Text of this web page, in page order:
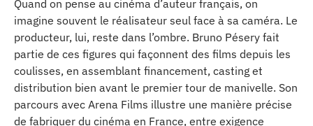
Quand on pense au cinéma d’auteur français, on
imagine souvent le réalisateur seul face à sa caméra. Le
producteur, lui, reste dans l’ombre. Bruno Pésery fait
partie de ces figures qui façonnent des films depuis les
coulisses, en assemblant financement, casting et
distribution bien avant le premier tour de manivelle. Son
parcours avec Arena Films illustre une manière précise
de fabriquer du cinéma en France, entre exigence